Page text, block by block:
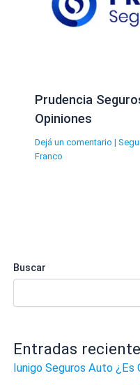
Prudencia
Opiniones
Dejá un comentario |
Franco
Buscar
Entradas
Iunigo Seguros Auto ¿Es